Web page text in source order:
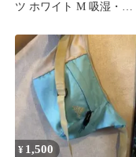
ツ ホワイト M 吸湿・速
¥ 1,500